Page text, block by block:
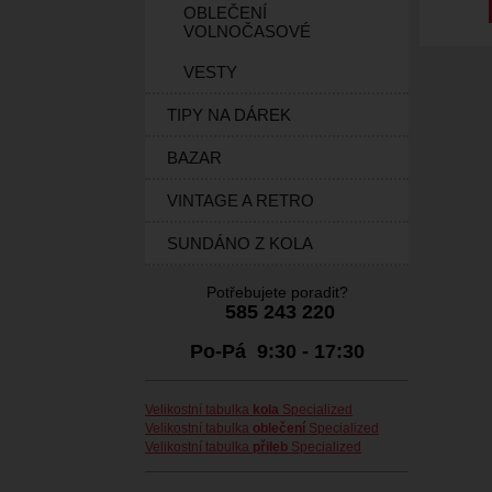
OBLEČENÍ
VOLNOČASOVÉ
VESTY
TIPY NA DÁREK
BAZAR
VINTAGE A RETRO
SUNDÁNO Z KOLA
Potřebujete poradit?
585 243 220
Po-Pá 9:30 - 17:30
Velikostní tabulka kola Specialized
Velikostní tabulka oblečení Specialized
Velikostní tabulka přileb Specialized